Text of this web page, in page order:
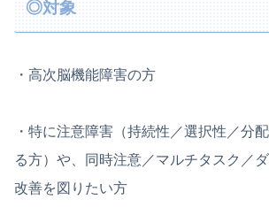
◎対象
・高次脳機能障害の方
・特に注意障害（持続性／選択性／分
る方）や、同時注意／マルチタスク／
改善を図りたい方